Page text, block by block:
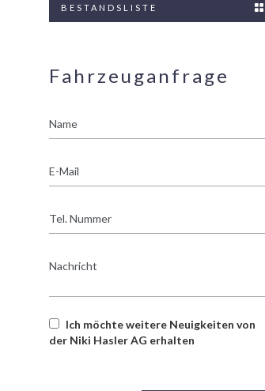
BESTANDSLISTE
Fahrzeuganfrage
Mail
Nummer
Ich möchte weitere Neuigkeiten von
der Niki Hasler AG erhalten